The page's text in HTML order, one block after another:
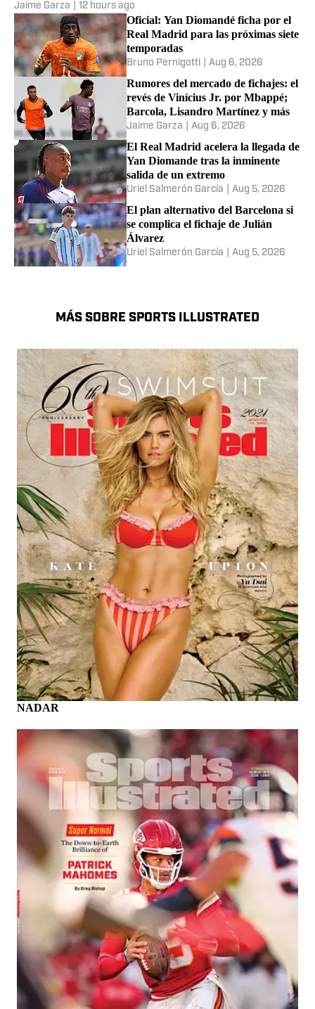
Jaime Garza 12 hours ago
Oficial: Yan Diomandé ficha por el
Real Madrid para las próximas siete
temporadas
Bruno Pernigotti Aug 6, 2026
Rumores del mercado de fichajes: el
revés de Vinícius Jr. por Mbappé;
Barcola, Lisandro Martínez y más
Jaime Garza Aug 6, 2026
El Real Madrid acelera la llegada de
Yan Diomande tras la inminente
salida de un extremo
Uriel Salmerón García Aug 5, 2026
El plan alternativo del Barcelona si
se complica el fichaje de Julián
Álvarez
Uriel Salmerón García Aug 5, 2026
MÁS SOBRE SPORTS ILLUSTRATED
NADAR